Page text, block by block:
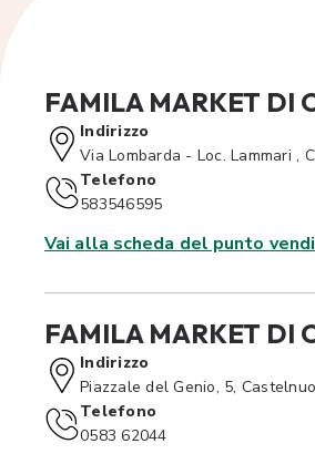
FAMILA MARKET DI
Indirizzo
Via Lombarda - Loc. Lammari ,
Telefono
583546595
Vai alla scheda del punto
FAMILA MARKET DI
Indirizzo
Piazzale del Genio, 5,
Telefono
0583 62044